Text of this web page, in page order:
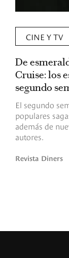
CINE Y TV
De
Cruise: los
segundo
El segundo
populares
además de
autores.
Revista Diners